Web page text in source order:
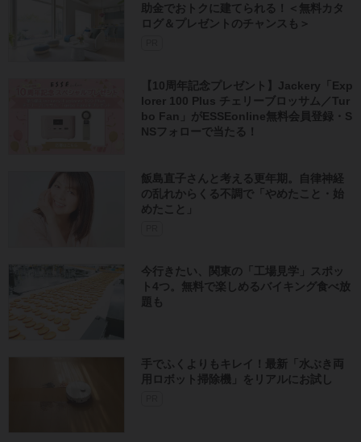
助金でおトクに建てられる！＜無料カタ
ログ＆プレゼントのチャンスも＞
【10周年記念プレゼント】Jackery「Exp
lorer 100 Plus チェリーブロッサム／Tur
bo Fan」がESSEonline無料会員登録・S
NSフォローで当たる！
飯島直子さんと考える更年期。自律神経
の乱れからくる不調で「やめたこと・始
めたこと」
今行きたい、関東の「工場見学」スポッ
ト4つ。無料で楽しめるバイキング食べ放
題も
手でふくよりもキレイ！最新「水ぶき両
用ロボット掃除機」をリアルにお試し